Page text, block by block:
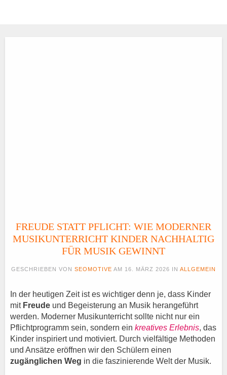
FREUDE STATT PFLICHT: WIE MODERNER
MUSIKUNTERRICHT KINDER NACHHALTIG
FÜR MUSIK GEWINNT
GESCHRIEBEN VON SEOMOTIVE AM 16. MÄRZ 2026 IN ALLGEMEIN
In der heutigen Zeit ist es wichtiger denn je, dass Kinder
mit Freude und Begeisterung an Musik herangeführt
werden. Moderner Musikunterricht sollte nicht nur ein
Pflichtprogramm sein, sondern ein kreatives Erlebnis, das
Kinder inspiriert und motiviert. Durch vielfältige Methoden
und Ansätze eröffnen wir den Schülern einen
zugänglichen Weg in die faszinierende Welt der Musik.